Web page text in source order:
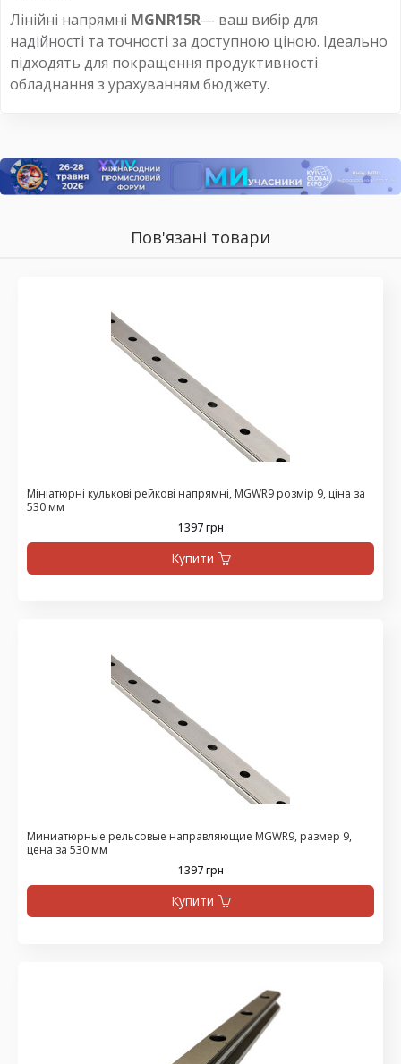
Лінійні напрямні MGNR15R— ваш вибір для
надійності та точності за доступною ціною. Ідеально
підходять для покращення продуктивності
обладнання з урахуванням бюджету.
Пов'язані товари
Мініатюрні кулькові рейкові напрямні, MGWR9 розмір 9, ціна за
530 мм
1397 грн
Купити
Миниатюрные рельсовые направляющие MGWR9, размер 9,
цена за 530 мм
1397 грн
Купити